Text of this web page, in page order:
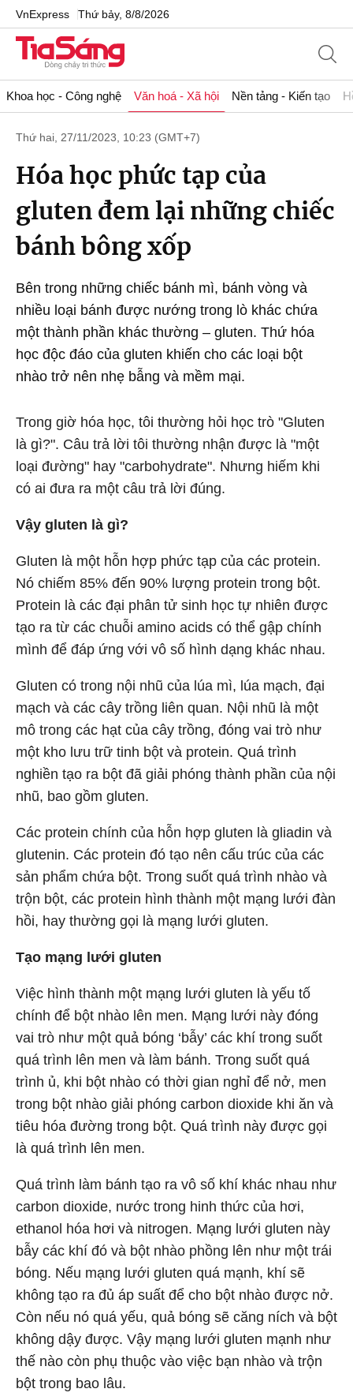
VnExpress Thứ bảy, 8/8/2026
Khoa học - Công nghệ Văn hoá - Xã hội Nền tảng - Kiến tạo
Thứ hai, 27/11/2023, 10:23 (GMT+7)
Hóa học phức tạp của
gluten đem lại những chiếc
bánh bông xốp
Bên trong những chiếc bánh mì, bánh vòng và
nhiều loại bánh được nướng trong lò khác chứa
một thành phần khác thường – gluten. Thứ hóa
học độc đáo của gluten khiến cho các loại bột
nhào trở nên nhẹ bẫng và mềm mại.
Trong giờ hóa học, tôi thường hỏi học trò "Gluten
là gì?". Câu trả lời tôi thường nhận được là "một
loại đường" hay "carbohydrate". Nhưng hiếm khi
có ai đưa ra một câu trả lời đúng.
Vậy gluten là gì?
Gluten là một hỗn hợp phức tạp của các protein.
Nó chiếm 85% đến 90% lượng protein trong bột.
Protein là các đại phân tử sinh học tự nhiên được
tạo ra từ các chuỗi amino acids có thể gập chính
mình để đáp ứng với vô số hình dạng khác nhau.
Gluten có trong nội nhũ của lúa mì, lúa mạch, đại
mạch và các cây trồng liên quan. Nội nhũ là một
mô trong các hạt của cây trồng, đóng vai trò như
một kho lưu trữ tinh bột và protein. Quá trình
nghiền tạo ra bột đã giải phóng thành phần của nội
nhũ, bao gồm gluten.
Các protein chính của hỗn hợp gluten là gliadin và
glutenin. Các protein đó tạo nên cấu trúc của các
sản phẩm chứa bột. Trong suốt quá trình nhào và
trộn bột, các protein hình thành một mạng lưới đàn
hồi, hay thường gọi là mạng lưới gluten.
Tạo mạng lưới gluten
Việc hình thành một mạng lưới gluten là yếu tố
chính để bột nhào lên men. Mạng lưới này đóng
vai trò như một quả bóng ‘bẫy’ các khí trong suốt
quá trình lên men và làm bánh. Trong suốt quá
trình ủ, khi bột nhào có thời gian nghỉ để nở, men
trong bột nhào giải phóng carbon dioxide khi ăn và
tiêu hóa đường trong bột. Quá trình này được gọi
là quá trình lên men.
Quá trình làm bánh tạo ra vô số khí khác nhau như
carbon dioxide, nước trong hinh thức của hơi,
ethanol hóa hơi và nitrogen. Mạng lưới gluten này
bẫy các khí đó và bột nhào phồng lên như một trái
bóng. Nếu mạng lưới gluten quá mạnh, khí sẽ
không tạo ra đủ áp suất để cho bột nhào được nở.
Còn nếu nó quá yếu, quả bóng sẽ căng ních và bột
không dậy được. Vậy mạng lưới gluten mạnh như
thế nào còn phụ thuộc vào việc bạn nhào và trộn
bột trong bao lâu.